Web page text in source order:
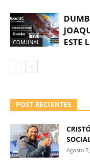
COMUNAL
ESTE
POST RECIENTES
Agosto